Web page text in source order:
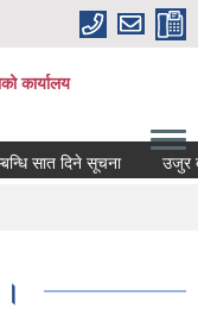
कार्यालय
सात दिने सूचना उजुर